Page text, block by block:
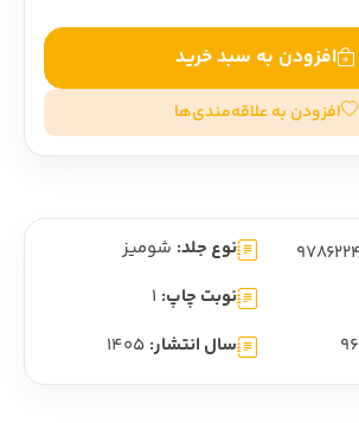
افزودن به سبد خرید
افزودن به علاقه‌مندی‌ها
نوع جلد: شومیز
نوبت چاپ: 1
96 سال انتشار: 1405